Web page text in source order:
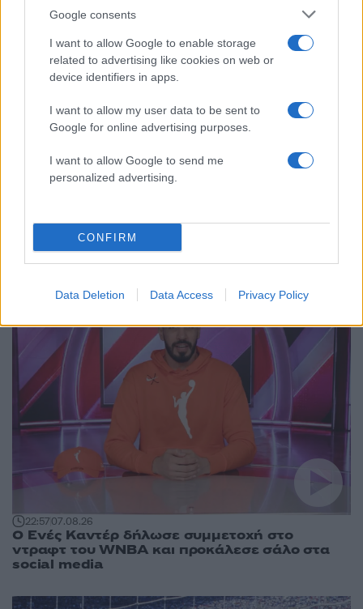
Google consents
I want to allow Google to enable storage
related to advertising like cookies on web or
device identifiers in apps.
I want to allow my user data to be sent to
Google for online advertising purposes.
I want to allow Google to send me
personalized advertising.
CONFIRM
Data Deletion Data Access Privacy Policy
Το πολωμένο μελτέμι που τροφοδότησε
ισχυρότερα επεισόδια των τελευταίων 50
χρόνων»
Απίστευτο κι όμως αληθινό -
αγγειοχειρουργού του νοσοκομείου
Χανίων επειδή κλάπηκε το μηχανάκι του
γιατρού
Αθλητικά:
Περισσότερα άρθρα
22:5707.08.26
Ο Ενές Καντέρ δήλωσε συμμετοχή στο
ντραφτ του WNBA και προκάλεσε σάλο στα
social media